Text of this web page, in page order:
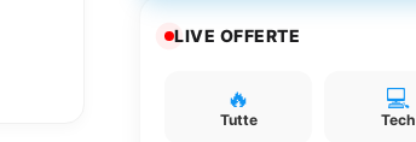
LIVE OFFERTE
🔥
Tutte
💻
Tech